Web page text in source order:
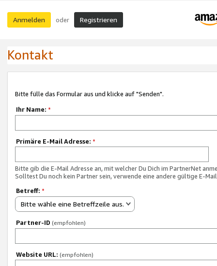
Anmelden oder Registrieren
Kontakt
Bitte fülle das Formular aus und klicke auf "Senden".
Ihr Name: *
Primäre E-Mail Adresse: *
Bitte gib die E-Mail Adresse an, mit welcher Du Dich im PartnerNet
Solltest Du noch kein Partner sein, verwende eine andere gültige E-
Betreff: *
Bitte wähle eine Betreffzeile aus.
Partner-ID (empfohlen)
Website URL: (empfohlen)